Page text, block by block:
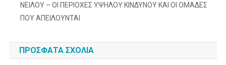
ΝΕΙΛΟΥ – ΟΙ ΠΕΡΙΟΧΕΣ ΥΨΗΛΟΥ ΚΙΝΔΥΝΟΥ ΚΑΙ ΟΙ ΟΜΑΔΕΣ
ΠΟΥ ΑΠΕΙΛΟΥΝΤΑΙ
ΠΡΌΣΦΑΤΑ ΣΧΌΛΙΑ